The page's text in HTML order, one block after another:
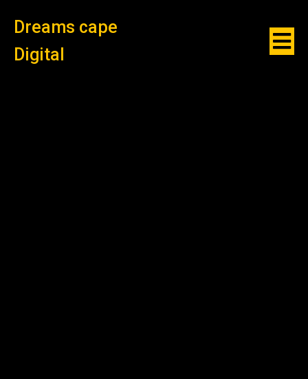
Dreams cape
Digital